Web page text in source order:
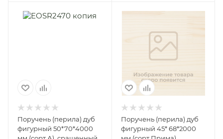
Поручень (перила) дуб
фигурный 50*70*4000
Поручень (перила) дуб
фигурный 45* 68*2000